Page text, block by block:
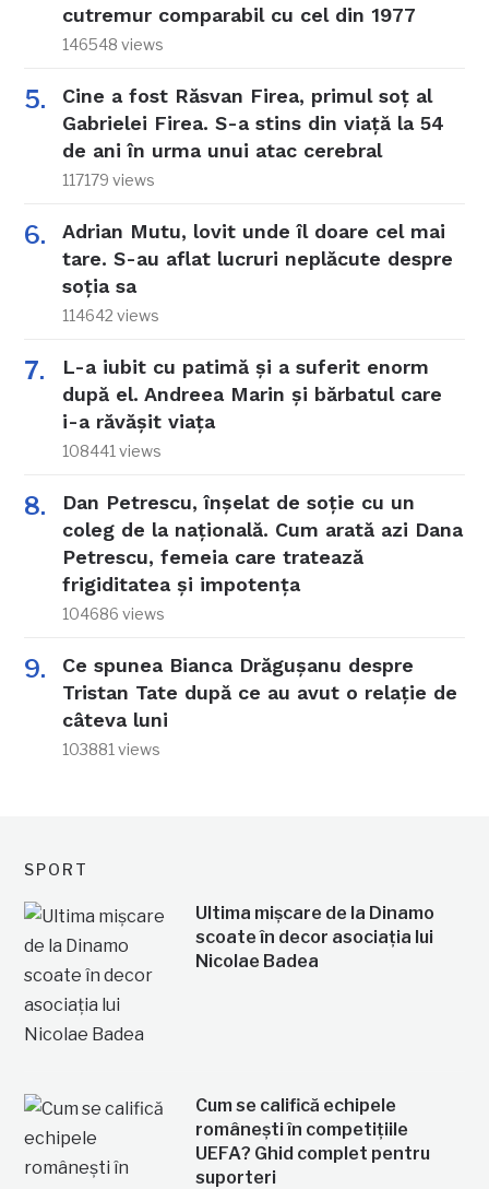
cutremur comparabil cu cel din 1977
146548 views
Cine a fost Răsvan Firea, primul soț al
Gabrielei Firea. S-a stins din viață la 54
de ani în urma unui atac cerebral
117179 views
Adrian Mutu, lovit unde îl doare cel mai
tare. S-au aflat lucruri neplăcute despre
soția sa
114642 views
L-a iubit cu patimă și a suferit enorm
după el. Andreea Marin și bărbatul care
i-a răvășit viața
108441 views
Dan Petrescu, înșelat de soție cu un
coleg de la națională. Cum arată azi Dana
Petrescu, femeia care tratează
frigiditatea și impotența
104686 views
Ce spunea Bianca Drăgușanu despre
Tristan Tate după ce au avut o relație de
câteva luni
103881 views
SPORT
Ultima mișcare de la Dinamo
scoate în decor asociația lui
Nicolae Badea
Cum se califică echipele
românești în competițiile
UEFA? Ghid complet pentru
suporteri